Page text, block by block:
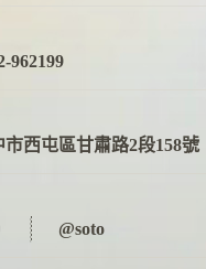
962199
市西屯區甘肅路2段158號
@soto